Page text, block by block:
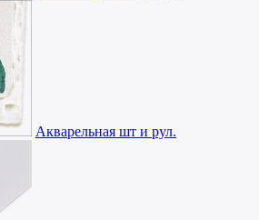
Акварельная шт и рул.